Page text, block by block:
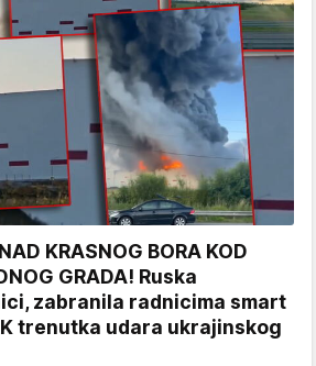
KRASNOG BORA KOD
GRADA! Ruska
zabranila radnicima smart
trenutka udara ukrajinskog